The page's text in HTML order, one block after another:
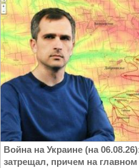
Война на Украине (на
затрещал, причем на